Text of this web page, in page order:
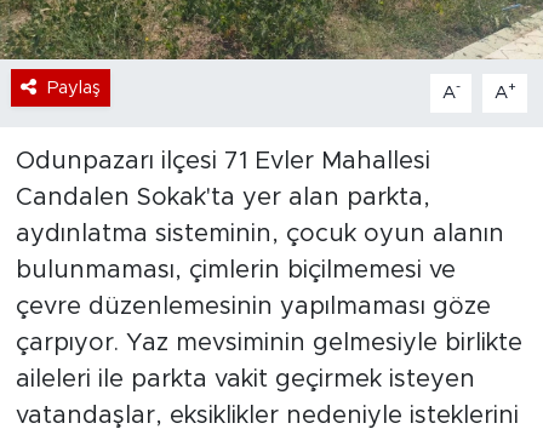
Paylaş A- A+
Odunpazarı ilçesi 71 Evler Mahallesi
Candalen Sokak'ta yer alan parkta,
aydınlatma sisteminin, çocuk oyun alanın
bulunmaması, çimlerin biçilmemesi ve
çevre düzenlemesinin yapılmaması göze
çarpıyor. Yaz mevsiminin gelmesiyle birlikte
aileleri ile parkta vakit geçirmek isteyen
vatandaşlar, eksiklikler nedeniyle isteklerini
Sektör